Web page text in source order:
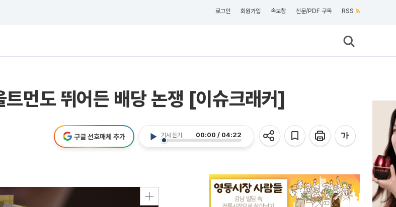
로그인 회원가입 속보창 신문/PDF 구독 RSS
먼도 뛰어든 배당 논쟁 [이슈크래커]
기사 듣기 00:00 / 04:22
구글 선호매체 추가